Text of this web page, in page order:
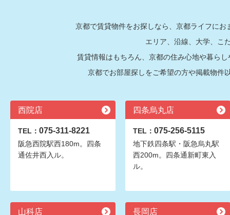
京都で賃貸物件をお探しなら、京都ライフに
エリア、沿線、大学、こ
賃貸情報はもちろん、京都の住み心地や暮ら
京都でお部屋探しをご希望の方や掲載物件
西院店
TEL： 075-311-8221
阪急西院駅西180m。四条
通佐井西入ル。
四条烏丸店
TEL： 075-256-5115
地下鉄四条駅・阪急烏丸駅
西200m。四条通新町東入
ル。
山科店 長岡店